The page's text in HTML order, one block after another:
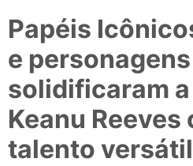
Papéis
e
solidificaram
Keanu Reeves
talento versátil